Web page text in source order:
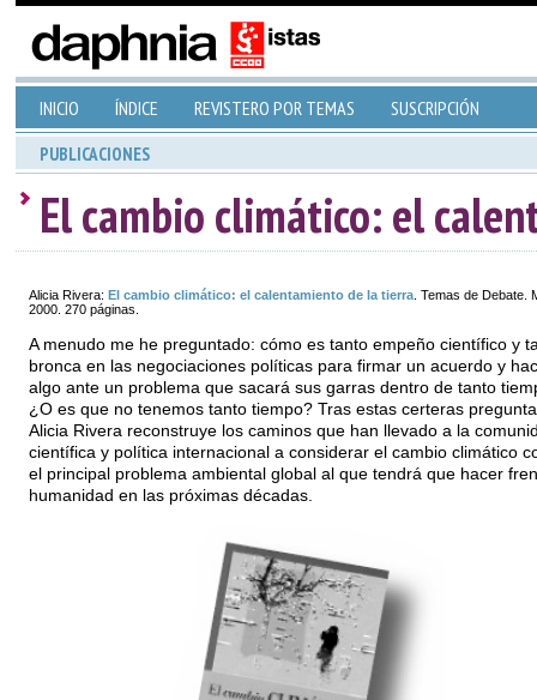
INICIO ÍNDICE REVISTERO POR TEMAS SUSCRIPCIÓN
PUBLICACIONES
El cambio climático: el
Alicia Rivera: El cambio climático: el calentamiento de la tierra. Temas de Debate.
2000. 270 páginas.
A menudo me he preguntado: cómo es tanto empeño científico y
bronca en las negociaciones políticas para firmar un acuerdo y
algo ante un problema que sacará sus garras dentro de tanto
¿O es que no tenemos tanto tiempo? Tras estas certeras
Alicia Rivera reconstruye los caminos que han llevado a la
científica y política internacional a considerar el cambio climático
el principal problema ambiental global al que tendrá que hacer
humanidad en las próximas décadas.